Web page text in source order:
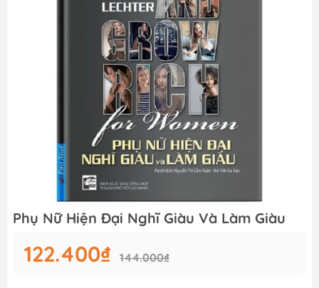
Phụ Nữ Hiện Đại Nghĩ Giàu Và Làm Giàu
122.400₫ 144.000₫